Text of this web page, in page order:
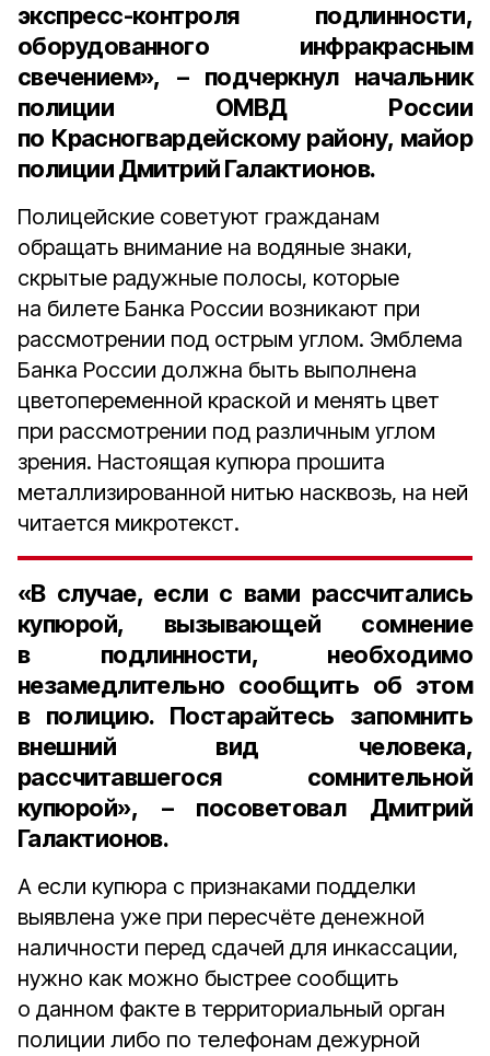
экспресс-контроля подлинности,
оборудованного инфракрасным
свечением», – подчеркнул начальник
полиции ОМВД России
по Красногвардейскому району, майор
полиции Дмитрий Галактионов.
Полицейские советуют гражданам
обращать внимание на водяные знаки,
скрытые радужные полосы, которые
на билете Банка России возникают при
рассмотрении под острым углом. Эмблема
Банка России должна быть выполнена
цветопеременной краской и менять цвет
при рассмотрении под различным углом
зрения. Настоящая купюра прошита
металлизированной нитью насквозь, на ней
читается микротекст.
«В случае, если с вами рассчитались
купюрой, вызывающей сомнение
в подлинности, необходимо
незамедлительно сообщить об этом
в полицию. Постарайтесь запомнить
внешний вид человека,
рассчитавшегося сомнительной
купюрой», – посоветовал Дмитрий
Галактионов.
А если купюра с признаками подделки
выявлена уже при пересчёте денежной
наличности перед сдачей для инкассации,
нужно как можно быстрее сообщить
о данном факте в территориальный орган
полиции либо по телефонам дежурной